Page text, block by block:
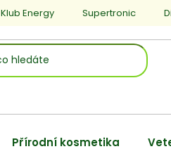
Klub Energy Supertronic
Přírodní kosmetika